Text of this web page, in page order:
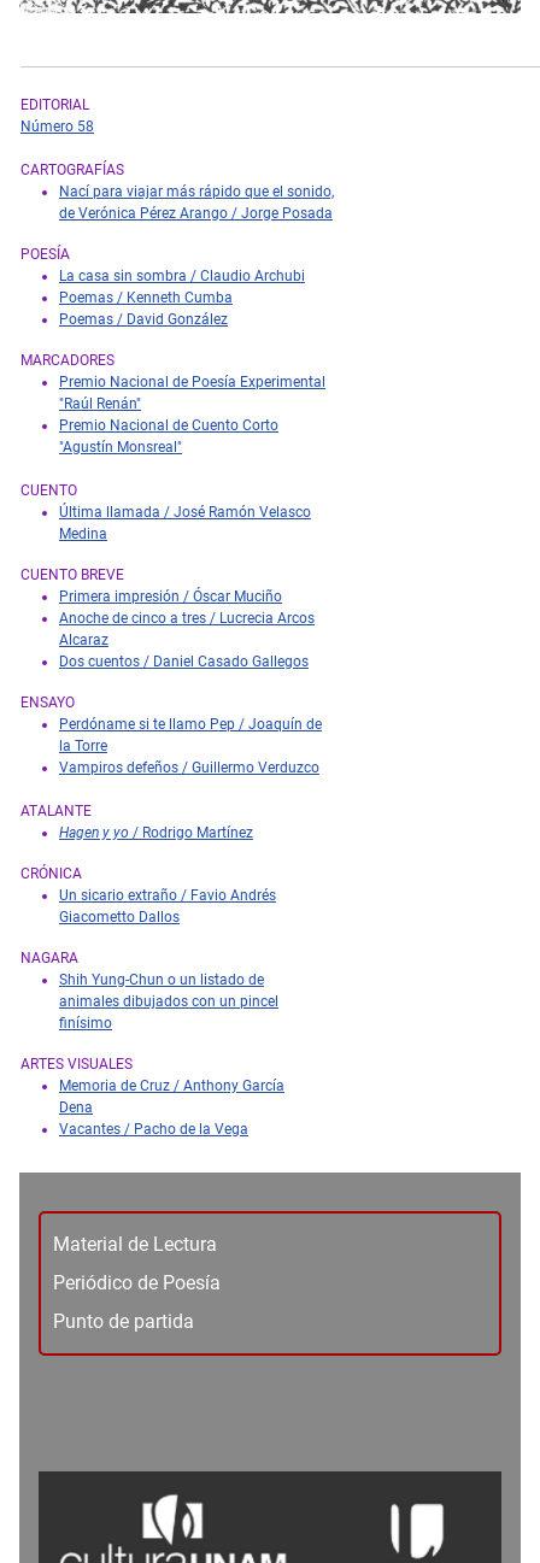
Material de Lectura
Periódico de Poesía
Punto de partida
EDITORIAL
Número 58
CARTOGRAFÍAS
Nací para viajar más rápido que el sonido,
de Verónica Pérez Arango / Jorge Posada
POESÍA
La casa sin sombra / Claudio Archubi
Poemas / Kenneth Cumba
Poemas / David González
MARCADORES
Premio Nacional de Poesía Experimental
"Raúl Renán"
Premio Nacional de Cuento Corto
"Agustín Monsreal"
CUENTO
Última llamada / José Ramón Velasco
Medina
CUENTO BREVE
Primera impresión / Óscar Muciño
Anoche de cinco a tres / Lucrecia Arcos
Alcaraz
Dos cuentos / Daniel Casado Gallegos
ENSAYO
Perdóname si te llamo Pep / Joaquín de
la Torre
Vampiros defeños / Guillermo Verduzco
ATALANTE
Hagen y yo / Rodrigo Martínez
CRÓNICA
Un sicario extraño / Favio Andrés
Giacometto Dallos
NAGARA
Shih Yung-Chun o un listado de
animales dibujados con un pincel
finísimo
ARTES VISUALES
Memoria de Cruz / Anthony García
Dena
Vacantes / Pacho de la Vega